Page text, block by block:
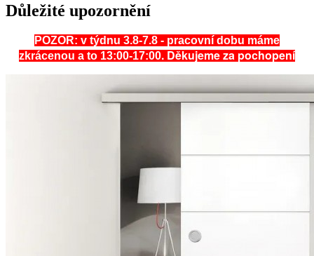
Důležité upozornění
POZOR: v týdnu 3.8-7.8 - pracovní dobu máme
zkrácenou a to 13:00-17:00. Děkujeme za pochopení